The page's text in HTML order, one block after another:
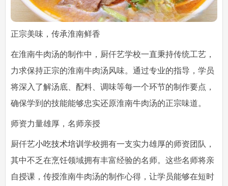
正宗美味，传承淮南鲜香
在淮南牛肉汤的制作中，厨仟艺学校一直秉持传统工艺，
力求保持正宗的淮南牛肉汤风味。通过专业的指导，学员
将深入了解汤底、配料、调味等每一个环节的制作要点，
确保学到的技能能够忠实还原淮南牛肉汤的正宗味道。
师资力量雄厚，名师亲授
厨仟艺小吃技术培训 学校拥有一支实力雄厚的师资团队，
其中不乏在烹饪领域拥有丰富经验的名师。这些名师将亲
自授课，传授淮南牛肉汤的制作心得，让学员能够在短时